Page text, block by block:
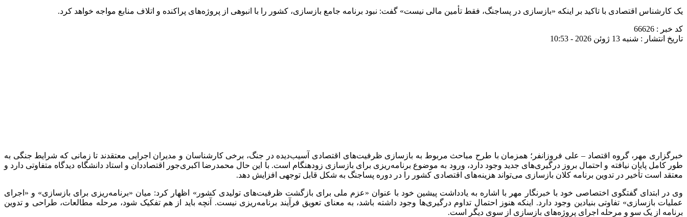
یک کارشناس اقتصادی با تاکید بر اینکه «بازسازی در پساجنگ، فقط تأمین مالی نیست» گفت: نبود برنامه جامع بازسازی، کشور را با انبوهی از پروژه‌های پراکنده و اتلاف منابع مواجه خواهد کرد.
کد خبر : 66626
تاریخ انتشار : شنبه 13 ژوئن 2026 - 10:53
خبرگزاری مهر، گروه اقتصاد – علی فروزانفر؛ همزمان با طرح مباحث مربوط به بازسازی ظرفیت‌های اقتصادی آسیب‌دیده در جنگ، برخی کارشناسان و مدیران اجرایی معتقدند تا زمانی که شرایط جنگی به
طور کامل پایان نیافته و احتمال بروز درگیری‌های جدید وجود دارد، ورود به موضوع برنامه‌ریزی برای بازسازی زودهنگام است. با این حال محمدرضا اکبری‌جور اقتصاددان و استاد دانشگاه دیدگاه متفاوتی دارد و
معتقد است تأخیر در تدوین برنامه کلان بازسازی می‌تواند هزینه‌های اقتصادی کشور را در دوره پساجنگ به شکل قابل توجهی افزایش دهد.
وی در ابتدای گفتگوی اختصاصی خود با خبرنگار مهر با اشاره به یادداشت پیشین خود با عنوان «عزم ملی برای بازگشت ظرفیت‌های تولیدی کشور» اظهار کرد: میان «برنامه‌ریزی برای بازسازی» و «اجرای
عملیات بازسازی» تفاوتی بنیادین وجود دارد. اینکه هنوز احتمال تداوم درگیری‌ها وجود داشته باشد، به معنای تعویق فرآیند برنامه‌ریزی نیست. آنچه باید از هم تفکیک شود، مرحله مطالعات، طراحی و تدوین
برنامه از یک سو و مرحله اجرای پروژه‌های بازسازی از سوی دیگر است.